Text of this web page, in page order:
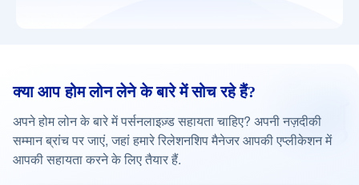
क्या आप होम लोन लेने के बारे में सोच रहे हैं?
अपने होम लोन के बारे में पर्सनलाइज़्ड सहायता चाहिए? अपनी नज़दीकी
सम्मान ब्रांच पर जाएं, जहां हमारे रिलेशनशिप मैनेजर आपकी एप्लीकेशन में
आपकी सहायता करने के लिए तैयार हैं.